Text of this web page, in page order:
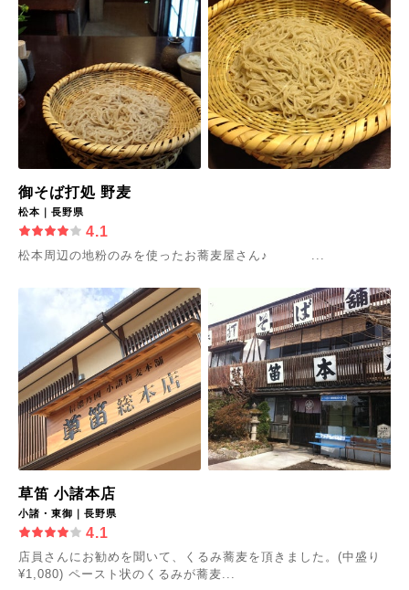
御そば打処 野麦
松本｜長野県
4.1
松本周辺の地粉のみを使ったお蕎麦屋さん♪ ...
草笛 小諸本店
小諸・東御｜長野県
4.1
店員さんにお勧めを聞いて、くるみ蕎麦を頂きました。(中盛り
¥1,080) ペースト状のくるみが蕎麦...